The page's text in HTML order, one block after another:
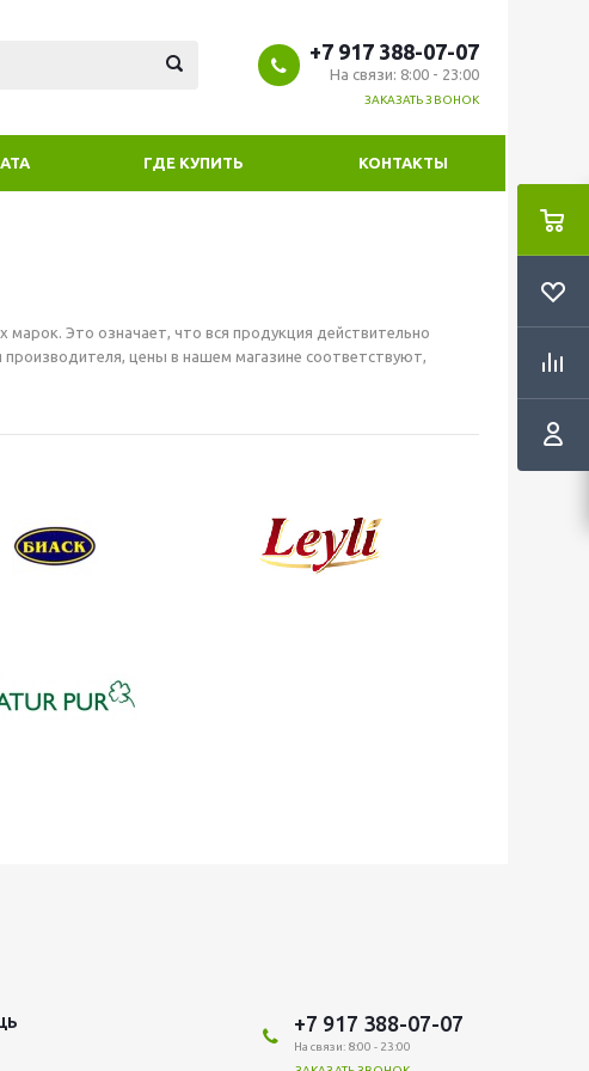
+7 917 388-07-07
На связи: 8:00 - 23:00
ЗАКАЗАТЬ ЗВОНОК
ГДЕ КУПИТЬ КОНТАКТЫ
Это означает, что вся продукция действительно
производителя, цены в нашем магазине соответствуют,
+7 917 388-07-07
На связи: 8:00 - 23:00